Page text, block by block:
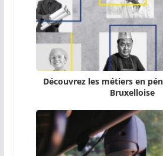
Découvrez les métiers en
Bruxelloise